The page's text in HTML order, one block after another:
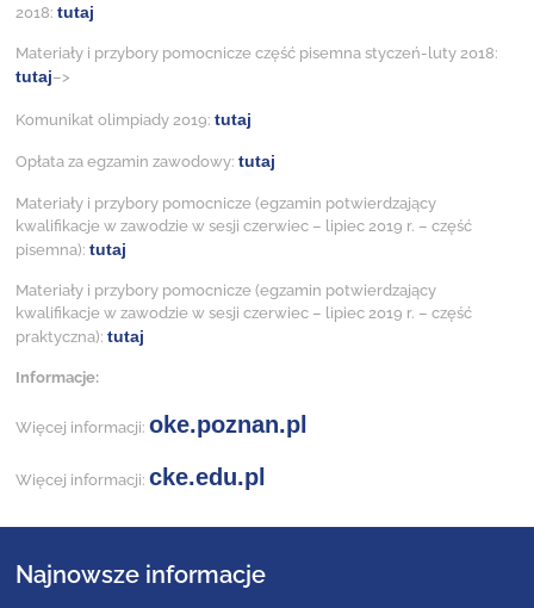
2018: tutaj
Materiały i przybory pomocnicze część pisemna styczeń-luty 2018:
tutaj–>
Komunikat olimpiady 2019: tutaj
Opłata za egzamin zawodowy: tutaj
Materiały i przybory pomocnicze (egzamin potwierdzający
kwalifikacje w zawodzie w sesji czerwiec – lipiec 2019 r. – część
pisemna): tutaj
Materiały i przybory pomocnicze (egzamin potwierdzający
kwalifikacje w zawodzie w sesji czerwiec – lipiec 2019 r. – część
praktyczna): tutaj
Informacje:
Więcej informacji: oke.poznan.pl
Więcej informacji: cke.edu.pl
Najnowsze informacje